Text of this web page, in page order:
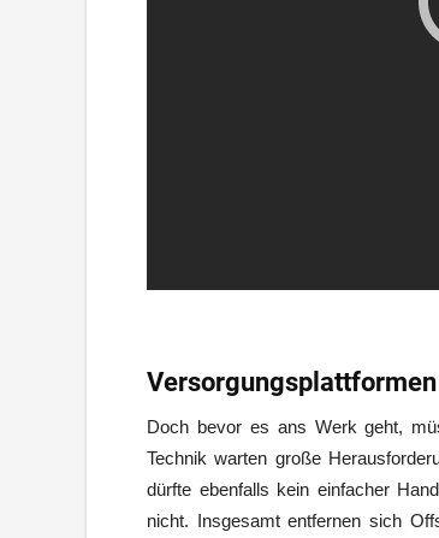
Doch bevor es ans Werk geht,
Technik warten große
dürfte ebenfalls kein einfacher
nicht. Insgesamt entfernen sich